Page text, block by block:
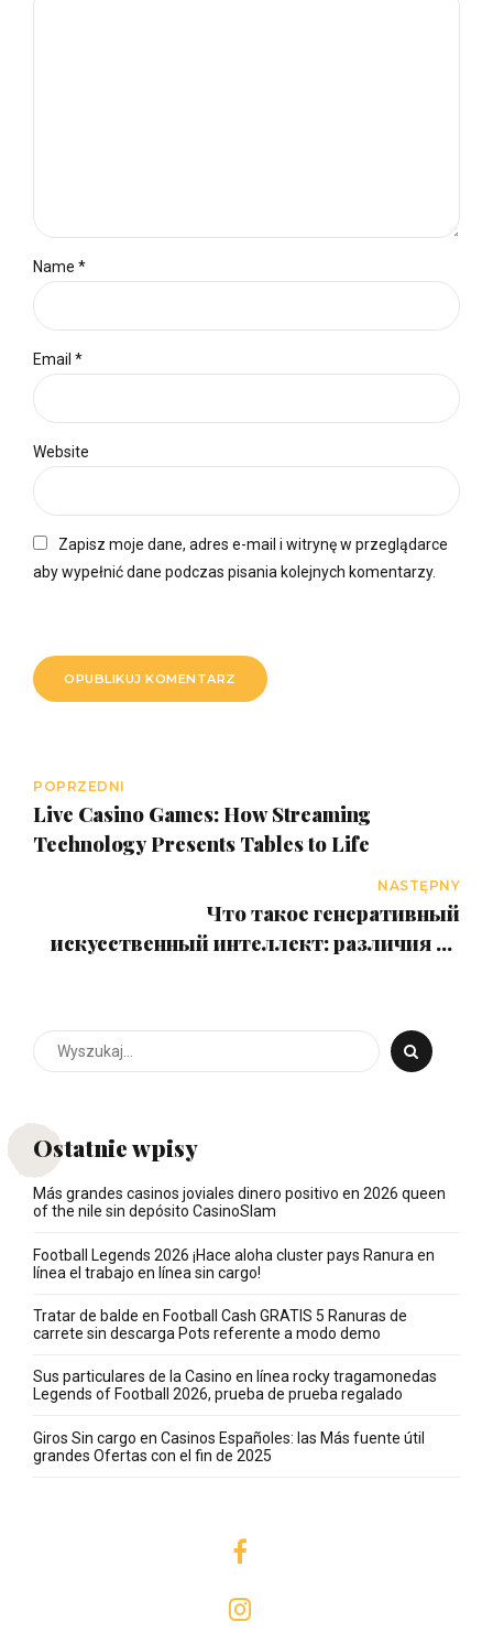
Name *
Email *
Website
Zapisz moje dane, adres e-mail i witrynę w przeglądarce
aby wypełnić dane podczas pisania kolejnych komentarzy.
OPUBLIKUJ KOMENTARZ
POPRZEDNI
Live Casino Games: How Streaming
Technology Presents Tables to Life
NASTĘPNY
Что такое генеративный
искусственный интеллект: различия от
Ostatnie wpisy
Más grandes casinos joviales dinero positivo en 2026 queen
of the nile sin depósito CasinoSlam
Football Legends 2026 ¡Hace aloha cluster pays Ranura en
línea el trabajo en línea sin cargo!
Tratar de balde en Football Cash GRATIS 5 Ranuras de
carrete sin descarga Pots referente a modo demo
Sus particulares de la Casino en línea rocky tragamonedas
Legends of Football 2026, prueba de prueba regalado
Giros Sin cargo en Casinos Españoles: las Más fuente útil
grandes Ofertas con el fin de 2025